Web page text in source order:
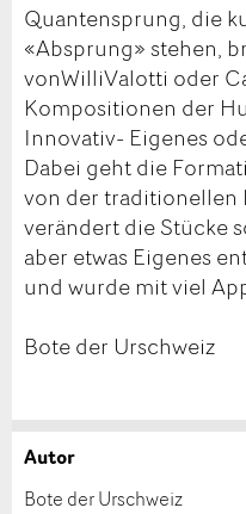
Quantensprung, die
«Absprung» stehen,
vonWilliValotti oder
Kompositionen der
Innovativ- Eigenes
Dabei geht die
von der traditionellen
verändert die Stücke
aber etwas Eigenes
und wurde mit viel
Bote der Urschweiz
Anzeige
Anzeige
Autor
Bote der Urschweiz